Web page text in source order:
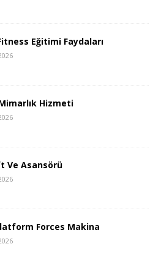
Eğitimi Faydaları
Hizmeti
Ve Asansörü
Forces Makina